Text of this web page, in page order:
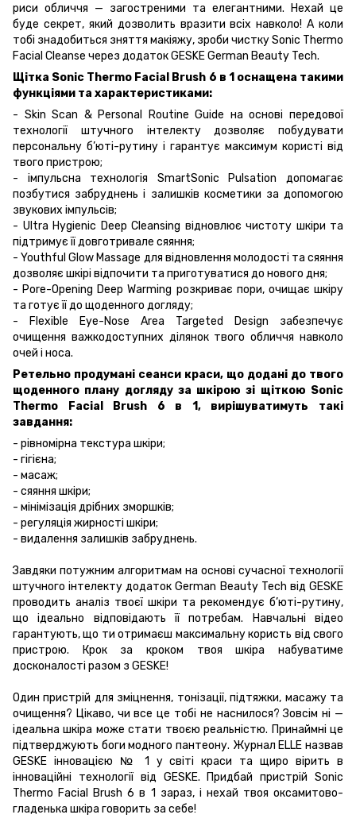
риси обличчя — загостреними та елегантними. Нехай це
буде секрет, який дозволить вразити всіх навколо! А коли
тобі знадобиться зняття макіяжу, зроби чистку Sonic Thermo
Facial Cleanse через додаток GESKE German Beauty Tech.
Щітка Sonic Thermo Facial Brush 6 в 1 оснащена такими
функціями та характеристиками:
- Skin Scan & Personal Routine Guide на основі передової
технології штучного інтелекту дозволяє побудувати
персональну б’юті-рутину і гарантує максимум користі від
твого пристрою;
- імпульсна технологія SmartSonic Pulsation допомагає
позбутися забруднень і залишків косметики за допомогою
звукових імпульсів;
- Ultra Hygienic Deep Cleansing відновлює чистоту шкіри та
підтримує її довготривале сяяння;
- Youthful Glow Massage для відновлення молодості та сяяння
дозволяє шкірі відпочити та приготуватися до нового дня;
- Pore-Opening Deep Warming розкриває пори, очищає шкіру
та готує її до щоденного догляду;
- Flexible Eye-Nose Area Targeted Design забезпечує
очищення важкодоступних ділянок твого обличчя навколо
очей і носа.
Ретельно продумані сеанси краси, що додані до твого
щоденного плану догляду за шкірою зі щіткою Sonic
Thermo Facial Brush 6 в 1, вирішуватимуть такі
завдання:
- рівномірна текстура шкіри;
- гігієна;
- масаж;
- сяяння шкіри;
- мінімізація дрібних зморшків;
- регуляція жирності шкіри;
- видалення залишків забруднень.
Завдяки потужним алгоритмам на основі сучасної технології
штучного інтелекту додаток German Beauty Tech від GESKE
проводить аналіз твоєї шкіри та рекомендує б’юті-рутину,
що ідеально відповідають її потребам. Навчальні відео
гарантують, що ти отримаєш максимальну користь від свого
пристрою. Крок за кроком твоя шкіра набуватиме
досконалості разом з GESKE!
Один пристрій для зміцнення, тонізації, підтяжки, масажу та
очищення? Цікаво, чи все це тобі не наснилося? Зовсім ні —
ідеальна шкіра може стати твоєю реальністю. Принаймні це
підтверджують боги модного пантеону. Журнал ELLE назвав
GESKE інновацією № 1 у світі краси та щиро вірить в
інноваційні технології від GESKE. Придбай пристрій Sonic
Thermo Facial Brush 6 в 1 зараз, і нехай твоя оксамитово-
гладенька шкіра говорить за себе!